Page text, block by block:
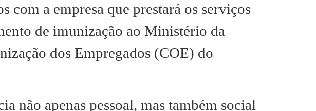
com a empresa que prestará os serviços
de imunização ao Ministério da
dos Empregados (COE) do
não apenas pessoal, mas também social